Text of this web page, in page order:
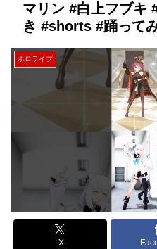
マリン #白上フブキ
き #shorts #踊って
ホロライブ
X